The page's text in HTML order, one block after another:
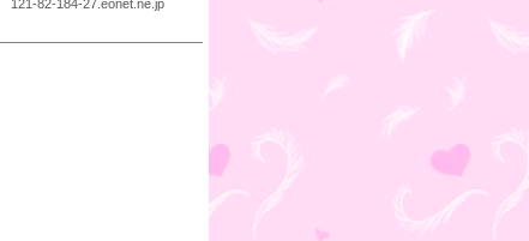
121-82-184-27.eonet.ne.jp